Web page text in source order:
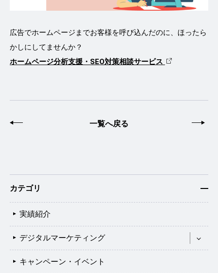
広告でホームページまでお客様を呼び込んだのに、ほったら
かしにしてませんか？
ホームページ分析支援・SEO対策相談サービス
一覧へ戻る
カテゴリ
実績紹介
デジタルマーケティング
キャンペーン・イベント